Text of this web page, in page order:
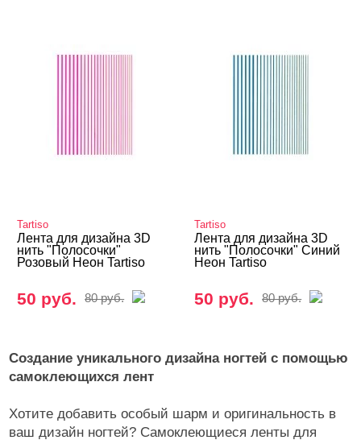
Tartiso
Лента для дизайна 3D
нить "Полосочки"
Розовый Неон Tartiso
50 руб. 80 руб.
Tartiso
Лента для дизайна 3D
нить "Полосочки" Синий
Неон Tartiso
50 руб. 80 руб.
Создание уникального дизайна ногтей с помощью
самоклеющихся лент
Хотите добавить особый шарм и оригинальность в
ваш дизайн ногтей? Самоклеющиеся ленты для